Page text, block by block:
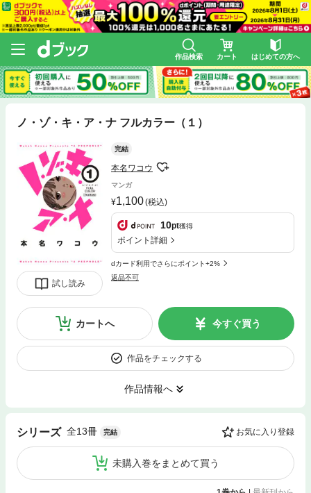
作品検索 カート はじめての方へ
ノ・ゾ・キ・ア・ナ フルカラー（１）
試し読み
完結
本名ワコウ
マンガ
1,100(税込)
10pt獲得
ポイント詳細
dカード利用でさらにポイント+2%
返品不可
カートへ 今すぐ買う
作品をチェックする
作品情報へ
シリーズ 全13冊 完結 お気に入り登録
未購入巻をまとめて買う